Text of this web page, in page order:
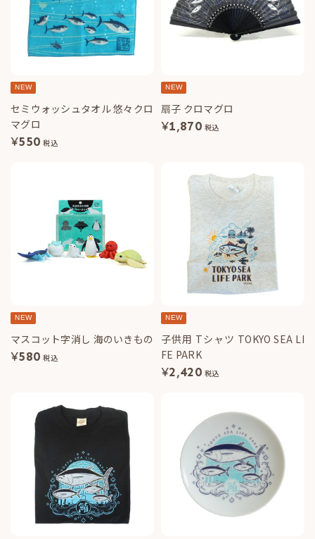
NEW
セミウォッシュタオル 悠々クロ
マグロ
¥550 税込
NEW
扇子 クロマグロ
¥1,870 税込
NEW
マスコット字消し 海のいきもの
¥580 税込
NEW
子供用 Tシャツ TOKYO SEA LI
FE PARK
¥2,420 税込